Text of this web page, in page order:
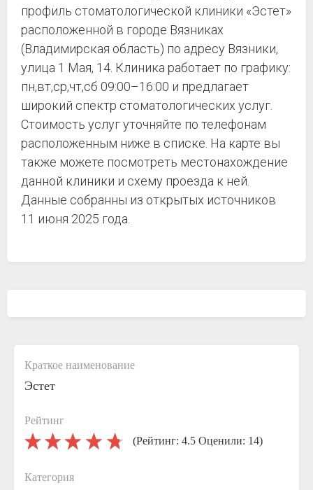
профиль стоматологической клиники «Эстет»
расположенной в городе Вязниках
(Владимирская область) по адресу Вязники,
улица 1 Мая, 14. Клиника работает по графику:
пн,вт,ср,чт,сб 09:00–16:00 и предлагает
широкий спектр стоматологических услуг.
Стоимость услуг уточняйте по телефонам
расположенным ниже в списке. На карте вы
также можете посмотреть местонахождение
данной клиники и схему проезда к ней.
Данные собранны из открытых источников
11 июня 2025 года.
Краткое наименование
Эстет
Рейтинг
(Рейтинг: 4.5 Оценили: 14)
Категория